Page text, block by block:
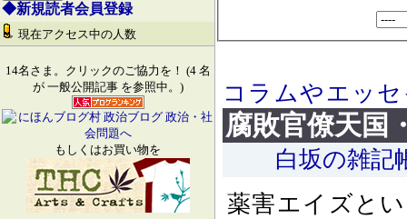
◆新規読者会員登録
現在アクセス中の人数
14名さま。クリックのご協力を！ (4 名
が 一般公開記事 を参照中。)
もしくはお買い物を
コラムやエッ
腐敗官僚天国
白坂の雑記
薬害エイズと